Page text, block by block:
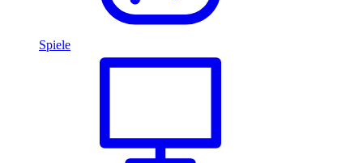
Spiele